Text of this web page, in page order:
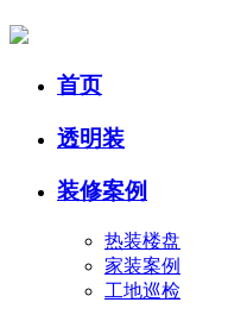
首页
透明装
装修案例
热装楼盘
家装案例
工地巡检